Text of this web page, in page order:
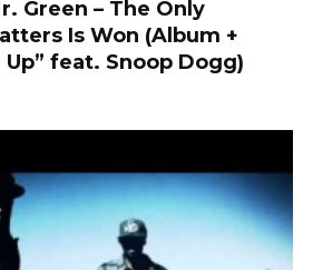
Green – The Only
Is Won (Album +
feat. Snoop Dogg)